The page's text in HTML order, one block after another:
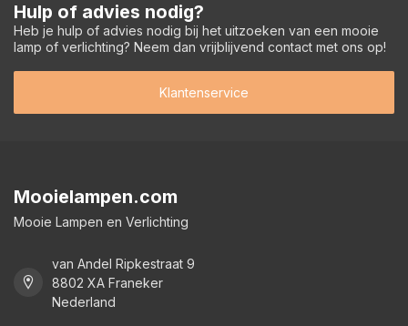
Hulp of advies nodig?
Heb je hulp of advies nodig bij het uitzoeken van een mooie
lamp of verlichting? Neem dan vrijblijvend contact met ons op!
Klantenservice
Mooielampen.com
Mooie Lampen en Verlichting
van Andel Ripkestraat 9
8802 XA Franeker
Nederland